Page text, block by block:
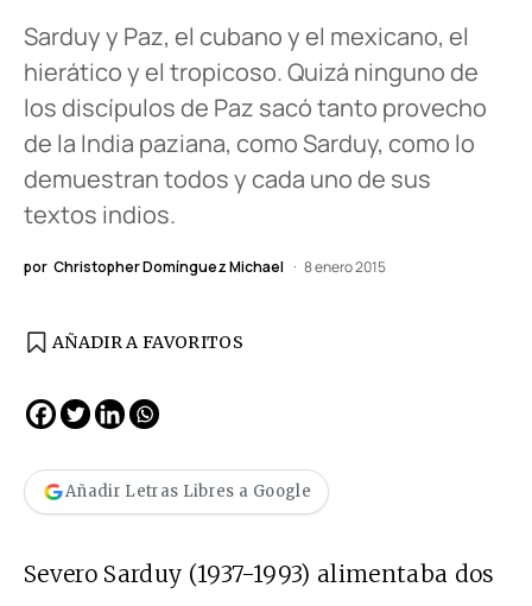
Sarduy y Paz, el cubano y el mexicano, el
hierático y el tropicoso. Quizá ninguno de
los discípulos de Paz sacó tanto provecho
de la India paziana, como Sarduy, como lo
demuestran todos y cada uno de sus
textos indios.
por Christopher Domínguez Michael 8 enero 2015
AÑADIR A FAVORITOS
Añadir Letras Libres a Google
Severo Sarduy (1937-1993) alimentaba dos